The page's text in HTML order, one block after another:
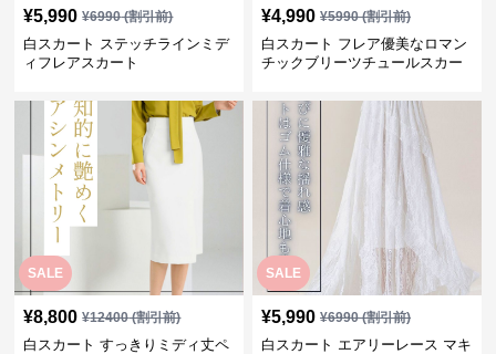
¥5,990 ¥6990(割引前)
白スカート ステッチラインミデ
ィフレアスカート
¥4,990 ¥5990(割引前)
白スカート フレア優美なロマン
チックブリーツチュールスカー
SALE
¥8,800 ¥12400(割引前)
白スカート すっきりミディ丈ペ
SALE
¥5,990 ¥6990(割引前)
白スカート エアリーレース マキ